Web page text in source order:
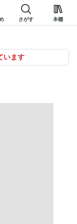
さがす 本棚
います